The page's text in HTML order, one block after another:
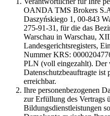
OANDA TMS Brokers
Daszyńskiego 1, 00-843
275-91-31, für die das
Warschau in Warschau,
Landesgerichtsregisters,
Nummer KRS:
PLN (voll eingezahlt). Der
Datenschutzbeauftragte
erreichbar.
Ihre personenbezogenen
zur Erfüllung des Vertrags
Bildungsdienstleistungen